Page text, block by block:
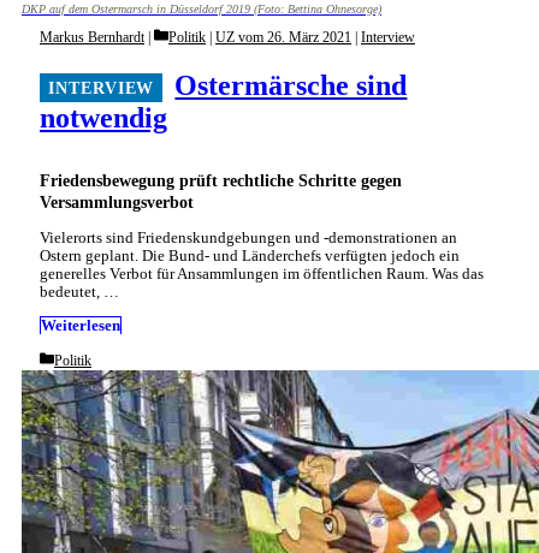
DKP auf dem Ostermarsch in Düsseldorf 2019 (Foto: Bettina Ohnesorge)
Friedensbewegung prüft rechtliche Schritte gegen
Versammlungsverbot
Ostermärsche sind
notwendig
Markus Bernhardt Categories
Politik | UZ vom 26. März 2021 | Interview
Vielerorts sind Friedenskundgebungen und -demonstrationen an
Ostern geplant. Die Bund- und Länderchefs verfügten jedoch ein
generelles Verbot für Ansammlungen im öffentlichen Raum. Was das
bedeutet, …
Weiterlesen
Categories
Politik